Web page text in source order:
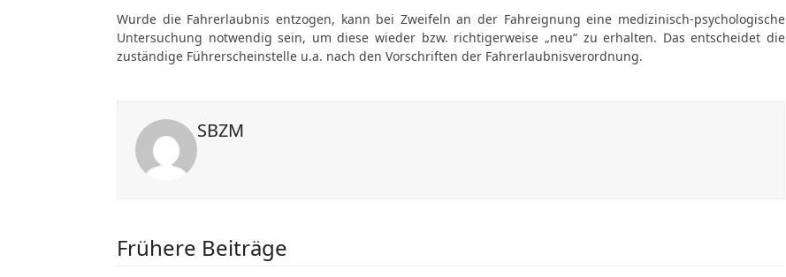
Wurde die Fahrerlaubnis entzogen, kann bei Zweifeln an der Fahreignung eine medizinisch-psychologische
Untersuchung notwendig sein, um diese wieder bzw. richtigerweise „neu“ zu erhalten. Das entscheidet die
zuständige Führerscheinstelle u.a. nach den Vorschriften der Fahrerlaubnisverordnung.
SBZM
Frühere Beiträge